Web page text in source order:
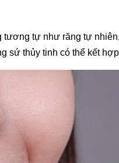
tự như răng tự
sứ thủy tinh có thể kết